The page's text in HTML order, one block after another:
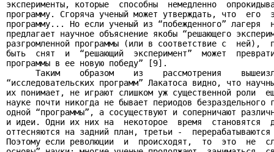
эксперименты, которые  способны  немедленно
программу. Сгоряча ученый может утверждать, что  его
программу... Но если ученый из “побежденного” лагеря
предлагает научное объяснение якобы “решающего
разгромленной программы (или в соответствие с  ней),
быть  снят  и  “решающий  эксперимент”  может
программы в ее новую победу” [9].
Таким    образом    из    рассмотрения
“исследовательских программ” Лакатоса видно, что
их понимает, не играют слишком уж существенной роли
науке почти никогда не бывает периодов безраздельного
одной “программы”, а сосуществуют и соперничают
и идеи. Одни их них на  некоторое  время  становятся
оттесняются на задний план, третьи -
Поэтому если революции  и  происходят,  то  это  не